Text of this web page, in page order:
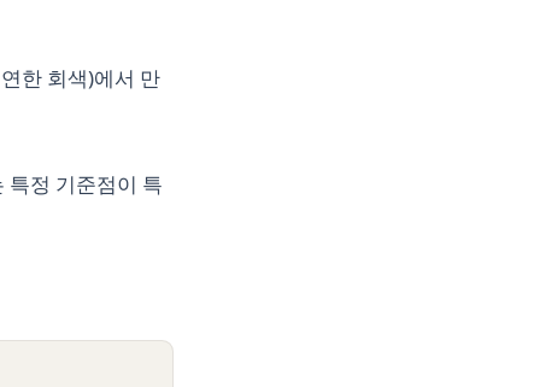
한 회색)에서 만
정 기준점이 특